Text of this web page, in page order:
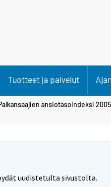
Tuotteet ja palvelut
ansiotasoindeksi
uudistetulta sivustolta.